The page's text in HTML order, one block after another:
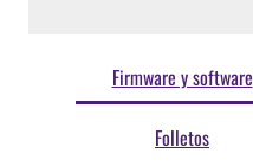
Firmware y software
Folletos